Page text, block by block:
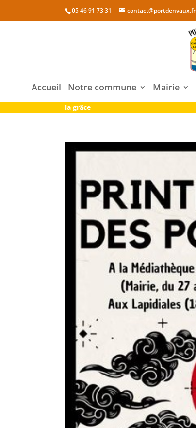
05 46 91 73 31 contact@portdenvaux.fr
Accueil Notre commune Mairie
la grâce